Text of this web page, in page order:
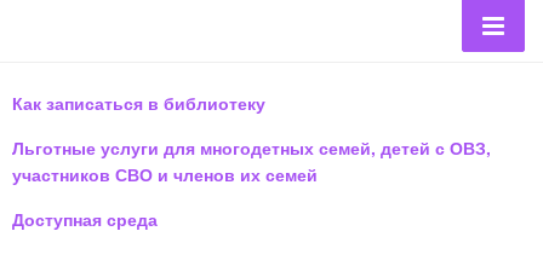
Как записаться в библиотеку
Льготные услуги для многодетных семей, детей с ОВЗ,
участников СВО и членов их семей
Доступная среда